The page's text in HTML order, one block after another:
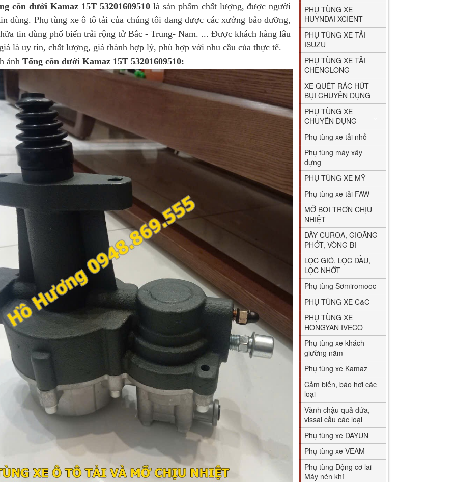
côn dưới Kamaz 15T 53201609510là sản phẩm chất lượng, được người
dùng. Phụ tùng xe ô tô tải của chúng tôi đang được các xưởng bảo dưỡng,
tin dùng phổ biến trải rộng tử Bắc - Trung- Nam. ... Được khách hàng lâu
là uy tín, chất lượng, giá thành hợp lý, phù hợp với nhu cầu của thực tế.
Tổng côn dưới Kamaz 15T 53201609510:
PHỤ TÙNG XE
HUYNDAI XCIENT
PHỤ TÙNG XE TẢI
ISUZU
PHỤ TÙNG XE TẢI
CHENGLONG
XE QUÉT RÁC HÚT
BỤI CHUYÊN DỤNG
PHỤ TÙNG XE
CHUYÊN DỤNG
Phụ tùng xe tải nhỏ
Phụ tùng máy xây
dựng
PHỤ TÙNG XE MỸ
Phụ tùng xe tải FAW
MỠ BÔI TRƠN CHỊU
NHIỆT
DÂY CUROA, GIOĂNG
PHỚT, VÒNG BI
LỌC GIÓ, LỌC DẦU,
LỌC NHỚT
Phụ tùng Sơmiromooc
PHỤ TÙNG XE C&C
PHỤ TÙNG XE
HONGYAN IVECO
Phụ tùng xe khách
giường nằm
Phụ tùng xe Kamaz
Cảm biến, báo hơi các
loại
Vành chậu quả dứa,
vissai cầu các loại
Phụ tùng xe DAYUN
Phụ tùng xe VEAM
Phụ tùng Động cơ lai
Máy nén khí